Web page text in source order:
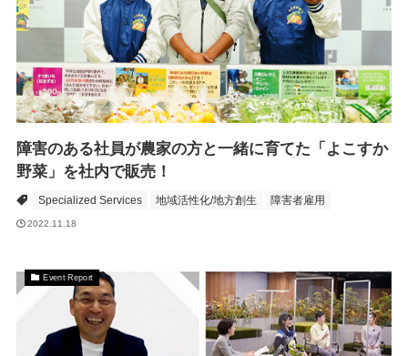
障害のある社員が農家の方と一緒に育てた「よこすか
野菜」を社内で販売！
Specialized Services 地域活性化/地方創生 障害者雇用
2022.11.18
Event Report